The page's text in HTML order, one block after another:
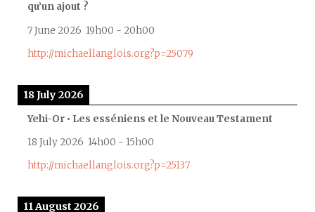
qu’un ajout ?
7 June 2026 19h00 - 20h00
http://michaellanglois.org?p=25079
18 July 2026
Yehi-Or • Les esséniens et le Nouveau Testament
18 July 2026 14h00 - 15h00
http://michaellanglois.org?p=25137
11 August 2026